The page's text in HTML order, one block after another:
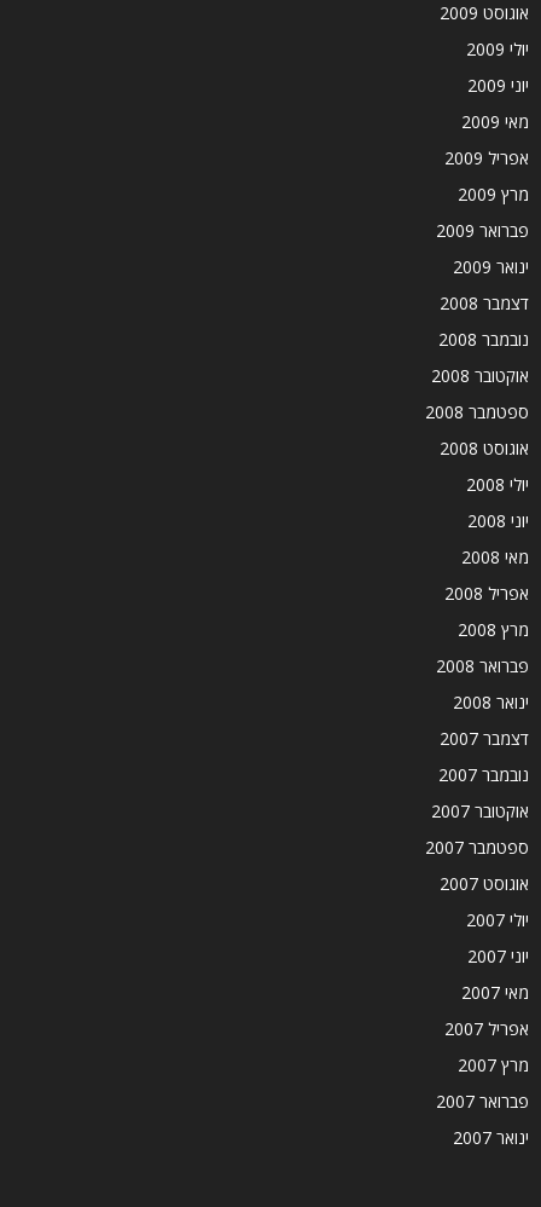
אוגוסט 2009
יולי 2009
יוני 2009
מאי 2009
אפריל 2009
מרץ 2009
פברואר 2009
ינואר 2009
דצמבר 2008
נובמבר 2008
אוקטובר 2008
ספטמבר 2008
אוגוסט 2008
יולי 2008
יוני 2008
מאי 2008
אפריל 2008
מרץ 2008
פברואר 2008
ינואר 2008
דצמבר 2007
נובמבר 2007
אוקטובר 2007
ספטמבר 2007
אוגוסט 2007
יולי 2007
יוני 2007
מאי 2007
אפריל 2007
מרץ 2007
פברואר 2007
ינואר 2007